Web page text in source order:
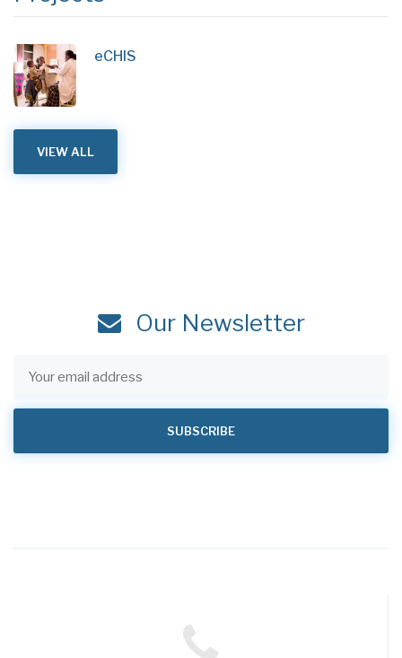
eCHIS
VIEW ALL
Our Newsletter